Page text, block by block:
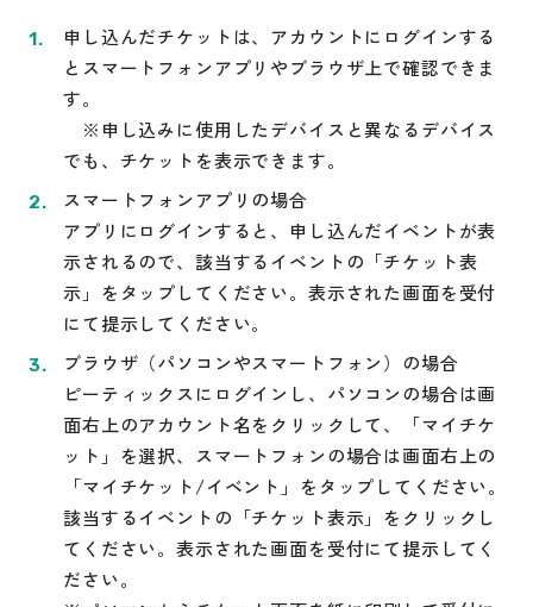
申し込んだチケットは、アカウントにログインする
とスマートフォンアプリやブラウザ上で確認できま
す。
※申し込みに使用したデバイスと異なるデバイス
でも、チケットを表示できます。
スマートフォンアプリの場合
アプリにログインすると、申し込んだイベントが表
示されるので、該当するイベントの「チケット表
示」をタップしてください。表示された画面を受付
にて提示してください。
ブラウザ（パソコンやスマートフォン）の場合
ピーティックスにログインし、パソコンの場合は画
面右上のアカウント名をクリックして、「マイチケ
ット」を選択、スマートフォンの場合は画面右上の
「マイチケット/イベント」をタップしてください。
該当するイベントの「チケット表示」をクリックし
てください。表示された画面を受付にて提示してく
ださい。